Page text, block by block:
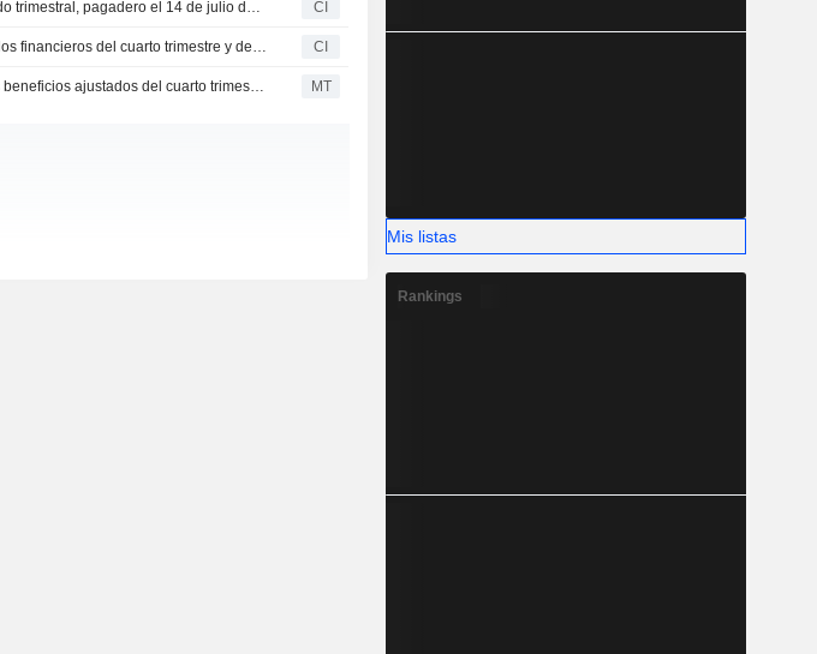
Eagle Materials Inc. declara un dividendo trimestral, pagadero el 14 de julio de 2025. CI
Eagle Materials Inc. publica los resultados financieros del cuarto trimestre y del año completo finalizado el 31 de marzo de 2025. CI
Eagle Materials: caen los ingresos y los beneficios ajustados del cuarto trimestre fiscal MT
Mis listas
Rankings